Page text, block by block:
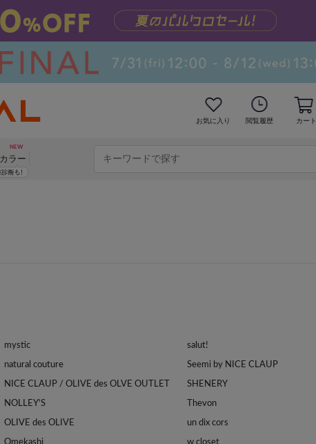
お気に入り 閲覧履歴 カート
カラー
mystic
natural couture
NICE CLAUP / OLIVE des OLVE OUTLET
NOLLEY'S
OLIVE des OLIVE
salut!
Seemi by NICE CLAUP
SHENERY
Thevon
un dix cors